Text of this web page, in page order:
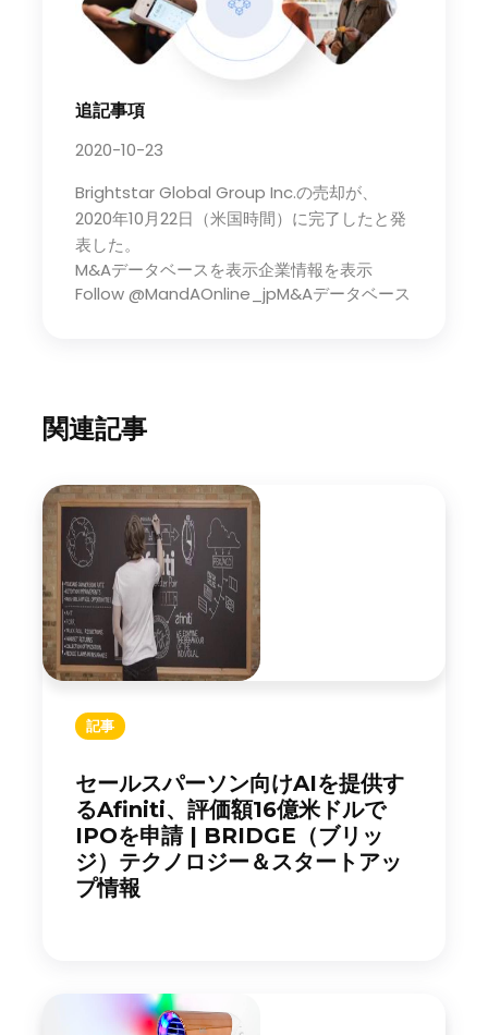
追記事項
2020-10-23
Brightstar Global Group Inc.の売却が、
2020年10月22日（米国時間）に完了したと発
表した。
M&Aデータベースを表示企業情報を表示
Follow @MandAOnline_jpM&Aデータベース
関連記事
記事
セールスパーソン向けAIを提供す
るAfiniti、評価額16億米ドルで
IPOを申請 | BRIDGE（ブリッ
ジ）テクノロジー＆スタートアッ
プ情報